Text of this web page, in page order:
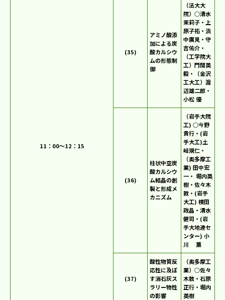
11：00～12：15
(35)
アミノ酸添
加による炭
酸カルシウ
ムの形態制
御
（法大大
院）○清水
茉莉子・上
原子拓・浜
中廣見・守
吉佑介・
（工学院大
工）門間英
毅・（金沢
工大工）渡
辺雄二郎・
小松 優
(36)
柱状中空炭
酸カルシウ
ム結晶の創
製と形成メ
カニズム
（岩手大院
工) ○今野
貴行・(岩
手大工)土
岐規仁・
（奥多摩工
業) 田中宏
一・ 堀内英
樹・佐々木
敦・(岩手
大工) 横田
政晶・清水
健司・(岩
手大地連セ
ンター) 小
川 薫
(37)
酸性物質反
応性に及ぼ
す消石灰ス
ラリー物性
の影響
（奥多摩工
業）○佐々
木敦・石原
正行・堀内
英樹